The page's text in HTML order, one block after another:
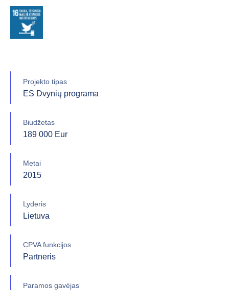
Projekto tipas
ES Dvynių programa
Biudžetas
189 000 Eur
Metai
2015
Lyderis
Lietuva
CPVA funkcijos
Partneris
Paramos gavėjas